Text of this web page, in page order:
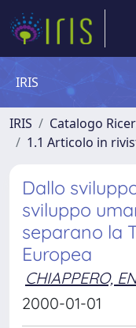
IRIS
IRIS Catalogo
1.1 Articolo in
Dallo
sviluppo
separano la
Europea
CHIAPPERO,
2000-01-01